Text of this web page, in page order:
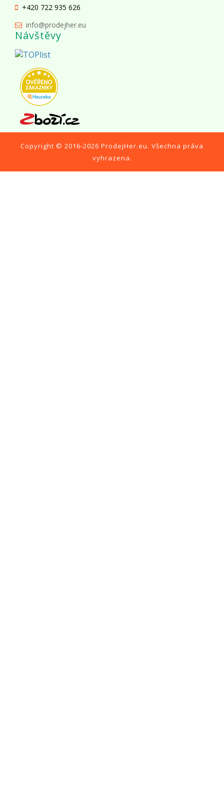
+420 722 935 626
info@prodejher.eu
Návštěvy
Copyright © 2016-2026 ProdejHer.eu. Všechna práva
vyhrazena.